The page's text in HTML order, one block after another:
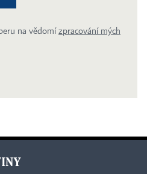
na vědomí zpracování mých